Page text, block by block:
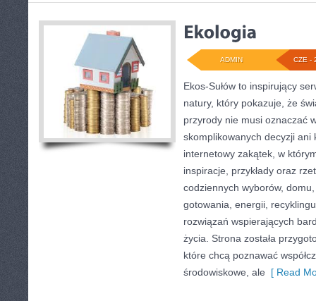
CZE -
ADMIN
Ekos-Sułów to inspirujący
natury, który pokazuje, że
przyrody nie musi oznaczać
skomplikowanych decyzji ani
internetowy zakątek, w
inspiracje, przykłady oraz
codziennych wyborów,
gotowania, energii,
rozwiązań wspierających
życia. Strona została
które chcą poznawać
środowiskowe, ale [ Read